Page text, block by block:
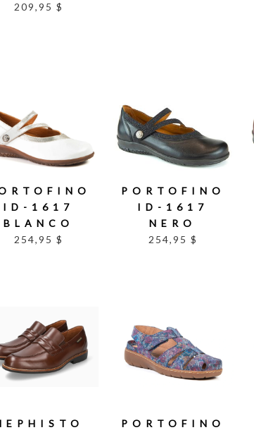
209,95 $
ID-1617
BLANCO
254,95 $
PORTOFINO
ID-1617
NERO
254,95 $
PORTOFINO